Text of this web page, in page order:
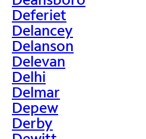
Deferiet
Delancey
Delanson
Delevan
Delhi
Delmar
Depew
Derby